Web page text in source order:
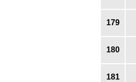
179
180
181